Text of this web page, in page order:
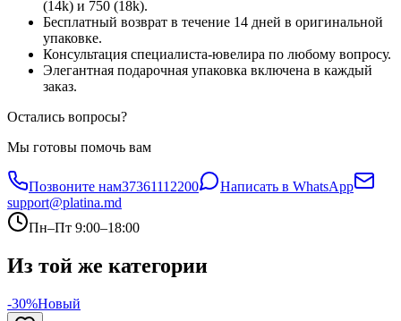
(14k) и 750 (18k).
Бесплатный возврат в течение 14 дней в оригинальной
упаковке.
Консультация специалиста-ювелира по любому вопросу.
Элегантная подарочная упаковка включена в каждый
заказ.
Остались вопросы?
Мы готовы помочь вам
Позвоните нам37361112200
Написать в WhatsApp
support@platina.md
Пн–Пт 9:00–18:00
Из той же категории
-30%Новый